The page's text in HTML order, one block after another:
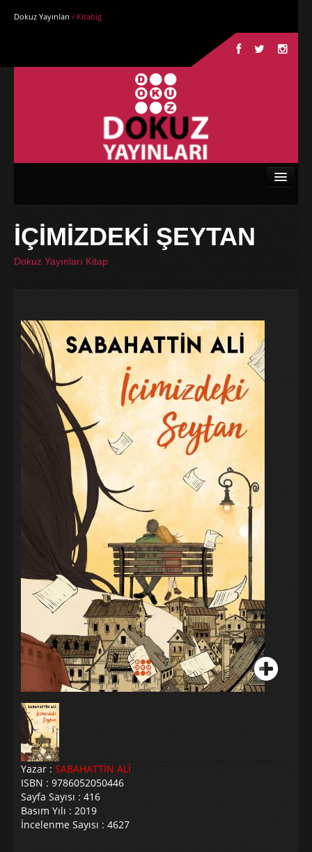
Dokuz Yayınları / Kitabig
Kurumsal
Kitaplar
Galeri
İÇİMİZDEKİ ŞEYTAN
Dokuz Yayınları Kitap
Yazar : SABAHATTİN ALİ
ISBN : 9786052050446
Sayfa Sayısı : 416
Basım Yılı : 2019
İncelenme Sayısı : 4627